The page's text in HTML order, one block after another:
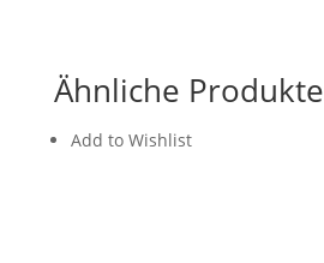
Ähnliche Produkte
Add to Wishlist